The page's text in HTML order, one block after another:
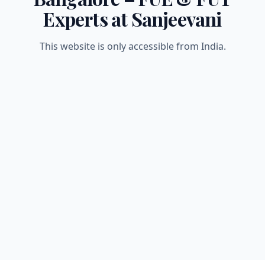
Experts at Sanjeevani
This website is only accessible from India.